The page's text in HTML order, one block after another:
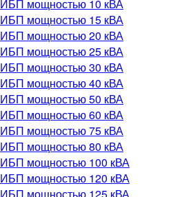
ИБП мощностью 10 кВА
ИБП мощностью 15 кВА
ИБП мощностью 20 кВА
ИБП мощностью 25 кВА
ИБП мощностью 30 кВА
ИБП мощностью 40 кВА
ИБП мощностью 50 кВА
ИБП мощностью 60 кВА
ИБП мощностью 75 кВА
ИБП мощностью 80 кВА
ИБП мощностью 100 кВА
ИБП мощностью 120 кВА